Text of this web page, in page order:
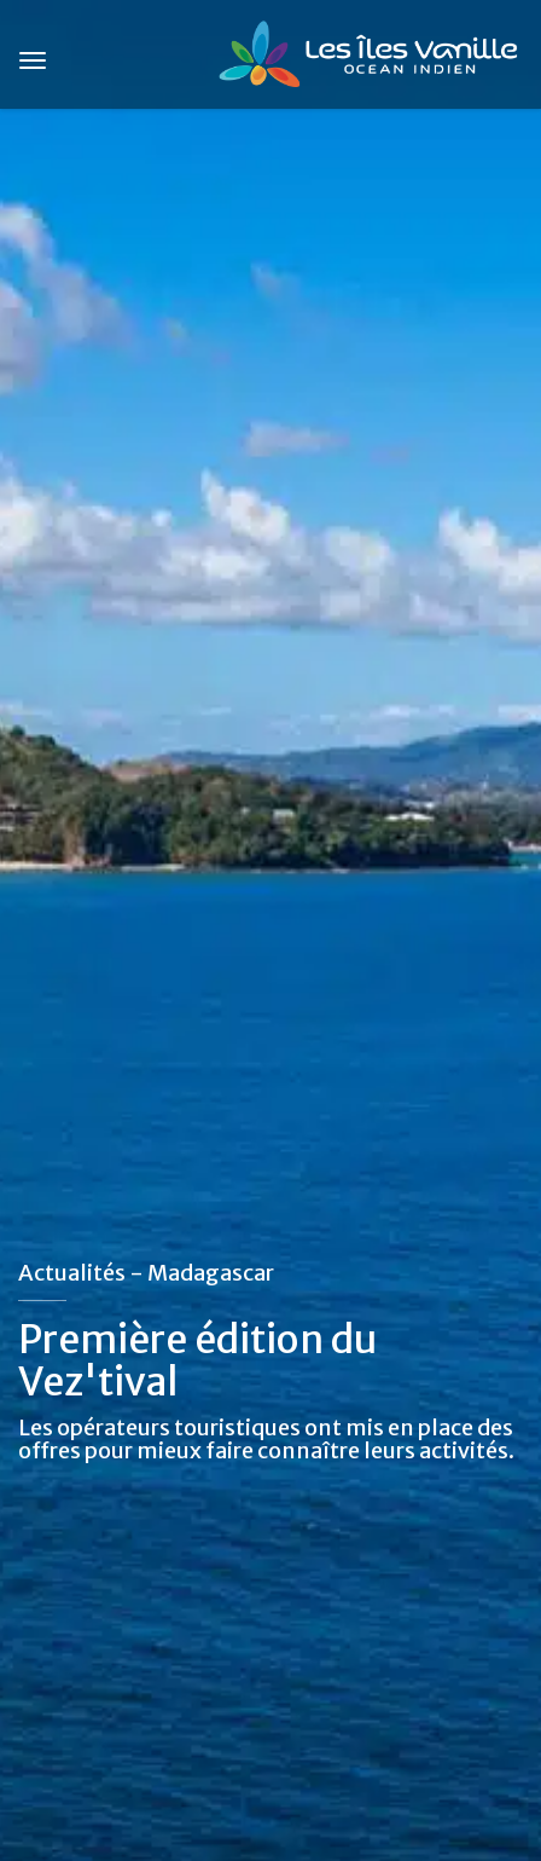
Actualités - Madagascar
Première édition du
Vez'tival
Les opérateurs touristiques ont mis en place des
offres pour mieux faire connaître leurs activités.